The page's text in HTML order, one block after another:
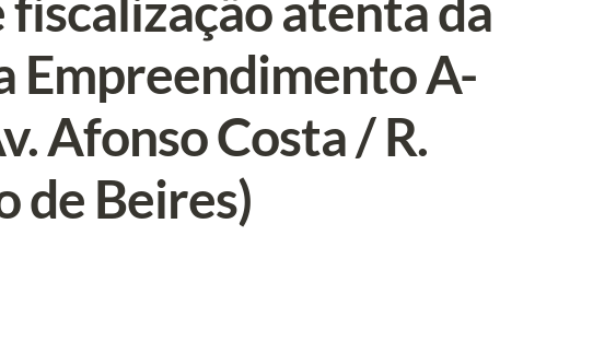
Empreendimento A-
Afonso Costa / R.
de Beires)